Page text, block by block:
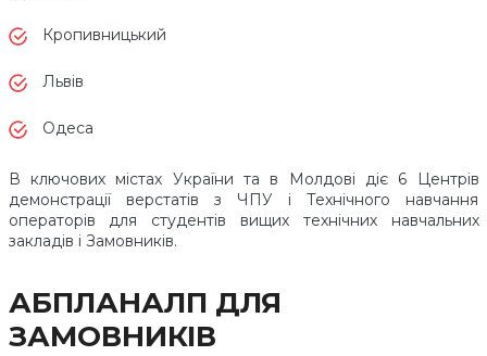
Кропивницький
Львів
Одеса
В ключових містах України та в Молдові діє 6 Центрів
демонстрації верстатів з ЧПУ і Технічного навчання
операторів для студентів вищих технічних навчальних
закладів і Замовників.
АБПЛАНАЛП ДЛЯ
ЗАМОВНИКІВ